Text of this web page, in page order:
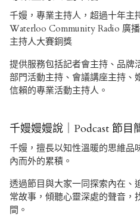
千嫚，專業主持人，超過十年主
Waterloo Community Radio 廣
主持人大賽銅獎
提供服務包括記者會主持、品牌
部門活動主持、會議講座主持
信賴的專業活動主持人。
千嫚嫚嫚說｜Podcast 節目
千嫚，擅長以知性溫暖的思維品
內而外的累積。
透過節目與大家一同探索內在、
常故事，傾聽心靈深處的聲音，
間。